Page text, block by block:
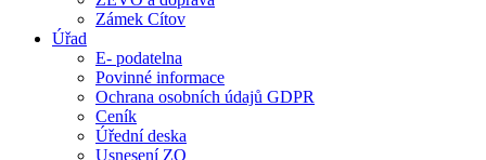
Zámek Cítov
Úřad
E- podatelna
Povinné informace
Ochrana osobních údajů GDPR
Ceník
Úřední deska
Usnesení ZO